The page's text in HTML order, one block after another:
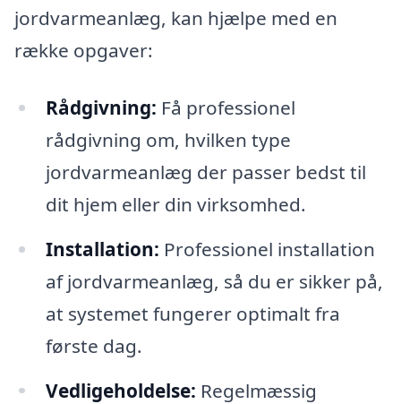
jordvarmeanlæg, kan hjælpe med en
række opgaver:
Rådgivning: Få professionel
rådgivning om, hvilken type
jordvarmeanlæg der passer bedst til
dit hjem eller din virksomhed.
Installation: Professionel installation
af jordvarmeanlæg, så du er sikker på,
at systemet fungerer optimalt fra
første dag.
Vedligeholdelse: Regelmæssig